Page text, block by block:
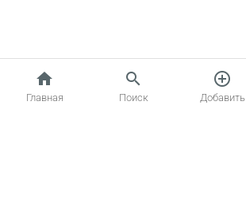
home
Главная
search
Поиск
add_circle_outline
Добавить